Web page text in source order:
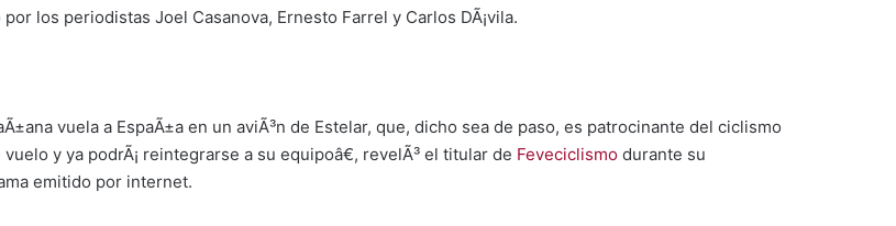
los periodistas Joel Casanova, Ernesto Farrel y Carlos DÃ¡vila.
vuela a EspaÃ±a en un aviÃ³n de Estelar, que, dicho sea de paso, es patrocinante del ciclismo
y ya podrÃ¡ reintegrarse a su equipoâ€, revelÃ³ el titular de Feveciclismo durante su
emitido por internet.